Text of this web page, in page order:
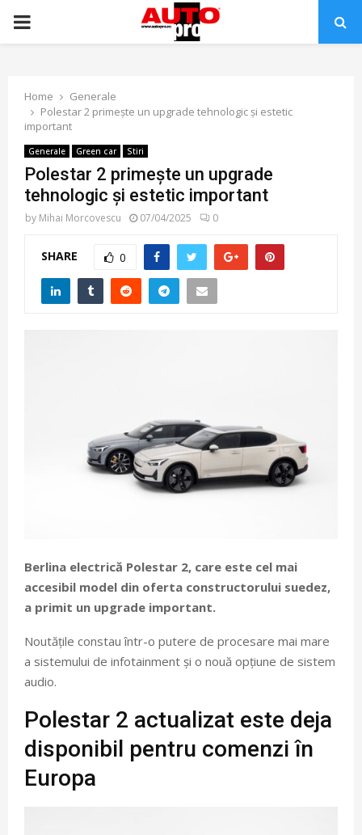
PRIMARY
Home
Generale
Polestar 2 primește un upgrade tehnologic și estetic
important
Generale Green car Stiri
Polestar 2 primește un upgrade
tehnologic și estetic important
by Mihai Morcovescu 07/04/2025 0
SHARE 0
Berlina electrică Polestar 2, care este cel mai
accesibil model din oferta constructorului suedez,
a primit un upgrade important.
Noutățile constau într-o putere de procesare mai mare
a sistemului de infotainment și o nouă opțiune de sistem
audio.
Polestar 2 actualizat este deja
disponibil pentru comenzi în
Europa